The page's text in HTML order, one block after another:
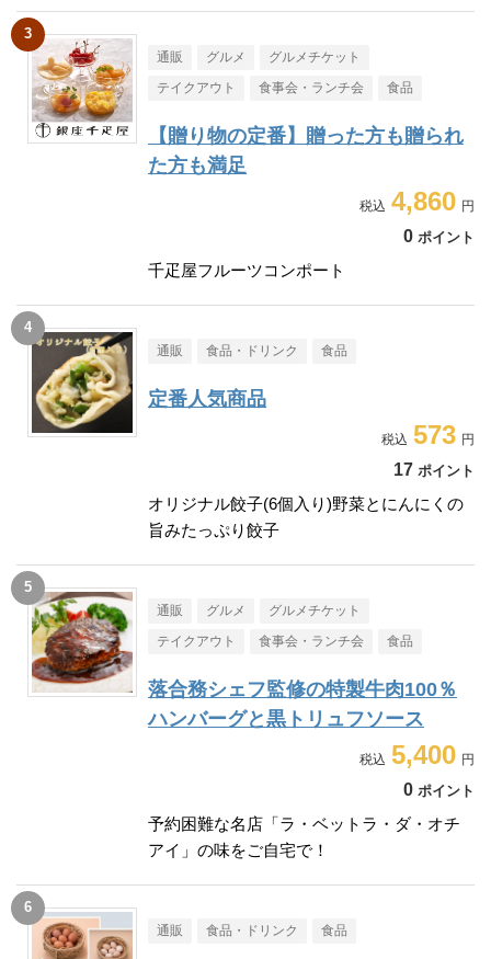
通販 グルメ グルメチケット
テイクアウト 食事会・ランチ会 食品
【贈り物の定番】贈った方も贈られ
た方も満足
4,860
0 ポイント
千疋屋フルーツコンポート
通販 食品・ドリンク 食品
定番人気商品
573
17 ポイント
オリジナル餃子(6個入り)野菜とにんにくの
旨みたっぷり餃子
通販 グルメ グルメチケット
テイクアウト 食事会・ランチ会 食品
落合務シェフ監修の特製牛肉100％
ハンバーグと黒トリュフソース
5,400
0 ポイント
予約困難な名店「ラ・ベットラ・ダ・オチ
アイ」の味をご自宅で！
通販 食品・ドリンク 食品